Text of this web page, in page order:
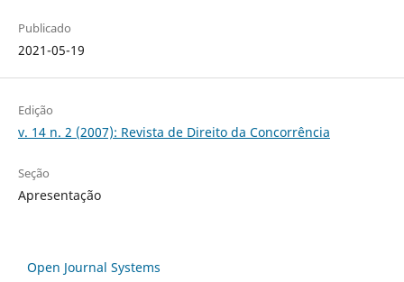
Publicado
2021-05-19
Edição
v. 14 n. 2 (2007): Revista de Direito da Concorrência
Seção
Apresentação
Open Journal Systems